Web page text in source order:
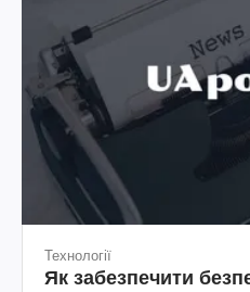
Технології
Як забезпечити